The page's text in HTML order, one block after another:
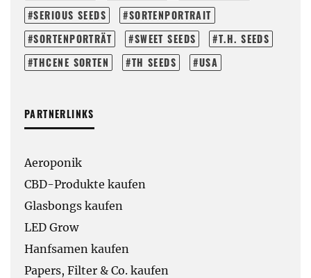
SERIOUS SEEDS
SORTENPORTRAIT
SORTENPORTRÄT
SWEET SEEDS
T.H. SEEDS
THCENE SORTEN
TH SEEDS USA
PARTNERLINKS
Aeroponik
CBD-Produkte kaufen
Glasbongs kaufen
LED Grow
Hanfsamen kaufen
Papers, Filter & Co. kaufen